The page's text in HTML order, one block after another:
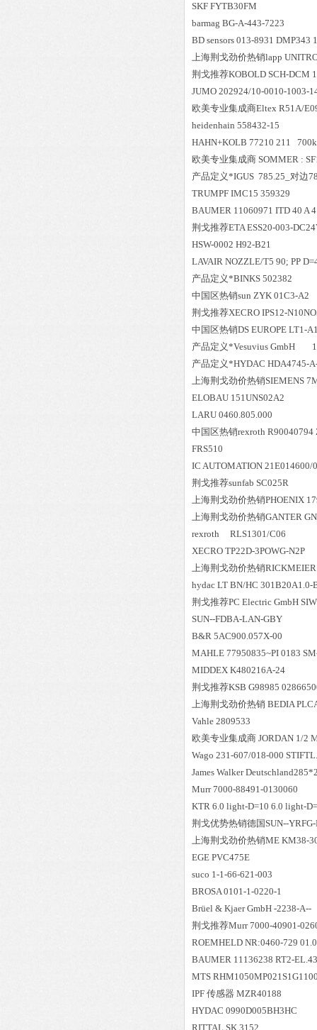
SKF FYTB30FM
barmag BG-A-443-7223
BD sensors 013-8931
上海荆戈劲价热销lapp
荆戈推荐KOBOLD SCH-DCM
JUMO 202924/10-0010-1003-
欧美专业集成商Eltex R51A/
heidenhain 558432-15
HAHN+KOLB 77210 211
欧美专业集成商 SOMMER :
产品定义*IGUS 785.25_对边
TRUMPF IMC15 359329
BAUMER 11060971 ITD 40 A
荆戈推荐ETA ESS20-003-
HSW-0002 H92-B21
LAVAIR NOZZLE/T5 90; PP
产品定义*BINKS 502382
中国区热销sun ZYK 01C3-A2
荆戈推荐XECRO IPS12-
中国区热销DS EUROPE LT1-
产品定义*Vesuvius GmbH
产品定义*HYDAC HDA4745-
上海荆戈劲价热销SIEMENS
ELOBAU 151UNS02A2
LARU 0460.805.000
中国区热销rexroth
FRS510
IC AUTOMATION 21E014600/
荆戈推荐sunfab SC025R
上海荆戈劲价热销PHOENIX
上海荆戈劲价热销GANTER
rexroth
XECRO TP22D-3POWG-N2P
上海荆戈劲价热销
hydac LT BN/HC 301B20A1.0-
荆戈推荐PC Electric GmbH
SUN--FDBA-LAN-GBY
B&R 5AC900.057X-00
MAHLE 77950835~PI 0183
MIDDEX K480216A-24
荆戈推荐KSB G98985
上海荆戈劲价热销 BEDIA
Vahle 2809533
欧美专业集成商 JORDAN 1/2
Wago 231-607/018-000
James Walker
Murr 7000-88491-0130060
KTR 6.0 light-D=10 6.0 light-
荆戈优势热销德国SUN--
上海荆戈劲价热销ME KM38-
EGE PVC475E
suco 1-1-66-621-003
BROSA 0101-1-0220-1
Brüel & Kjaer GmbH -2238-A--
荆戈推荐Murr 7000-40901-
ROEMHELD NR:0460-729
BAUMER 11136238 RT2-
MTS
IPF 传感器 MZR40188
HYDAC 0990D005BH3HC
RITTAL SK 3152